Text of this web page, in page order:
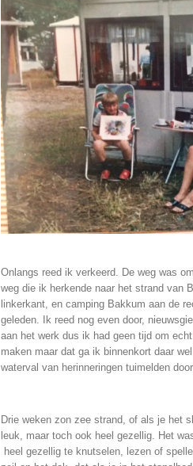
Onlangs reed ik verkeerd. De weg was
weg die ik herkende naar het strand van
linkerkant, en camping Bakkum aan de
geleden. Ik reed nog even door,
aan het werk dus ik had geen tijd om
maken maar dat ga ik binnenkort daar
waterval van herinneringen tuimelden
Drie weken zon zee strand, of als je het
leuk, maar toch ook heel gezellig. Het
heel gezellig te knutselen, lezen of